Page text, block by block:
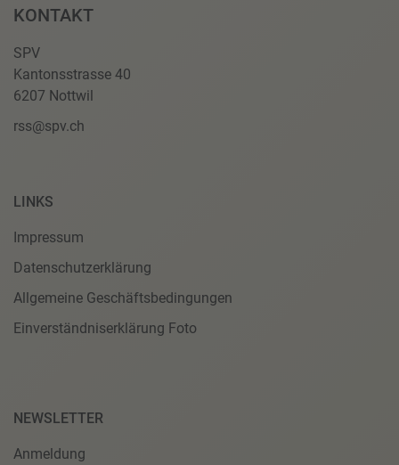
KONTAKT
SPV
Kantonsstrasse 40
6207 Nottwil
rss@spv.ch
LINKS
Impressum
Datenschutzerklärung
Allgemeine Geschäftsbedingungen
Einverständniserklärung Foto
NEWSLETTER
Anmeldung